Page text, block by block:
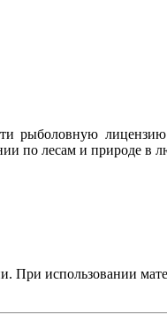
рыболовную
по лесам и природе
При использовании